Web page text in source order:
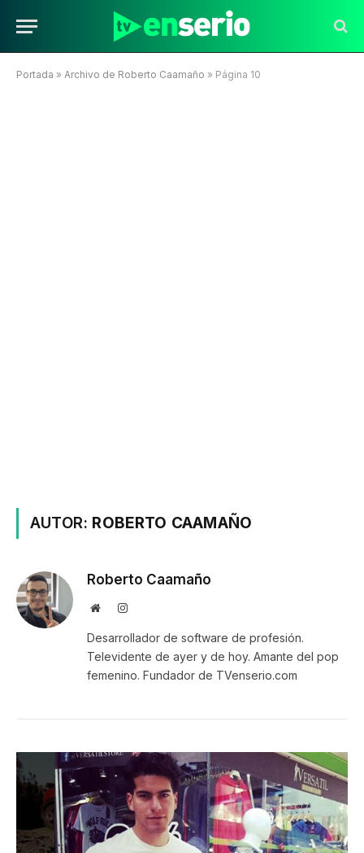
Portada » Archivo de Roberto Caamaño » Página 10
AUTOR: ROBERTO CAAMAÑO
Roberto Caamaño
WebsiteInstagram
Desarrollador de software de profesión.
Televidente de ayer y de hoy. Amante del pop
femenino. Fundador de TVenserio.com